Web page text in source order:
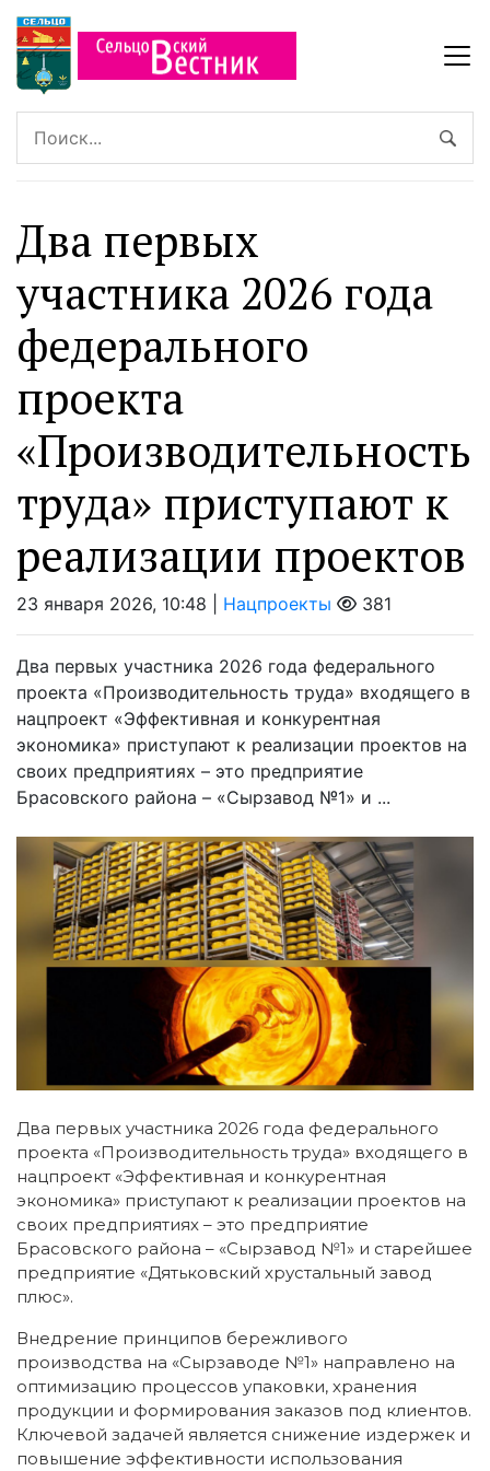
Два первых
участника 2026 года
федерального
проекта
«Производительность
труда» приступают к
реализации проектов
23 января 2026, 10:48 | Нацпроекты 381
Два первых участника 2026 года федерального
проекта «Производительность труда» входящего в
нацпроект «Эффективная и конкурентная
экономика» приступают к реализации проектов на
своих предприятиях – это предприятие
Брасовского района – «Сырзавод №1» и ...
Два первых участника 2026 года федерального
проекта «Производительность труда» входящего в
нацпроект «Эффективная и конкурентная
экономика» приступают к реализации проектов на
своих предприятиях – это предприятие
Брасовского района – «Сырзавод №1» и старейшее
предприятие «Дятьковский хрустальный завод
плюс».
Внедрение принципов бережливого
производства на «Сырзаводе №1» направлено на
оптимизацию процессов упаковки, хранения
продукции и формирования заказов под клиентов.
Ключевой задачей является снижение издержек и
повышение эффективности использования